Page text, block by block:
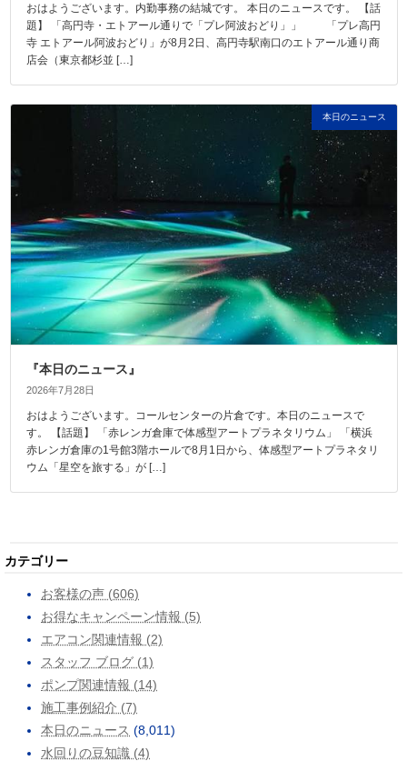
おはようございます。内勤事務の結城です。 本日のニュースです。 【話
題】 「高円寺・エトアール通りで「プレ阿波おどり」」 「プレ高円
寺 エトアール阿波おどり」が8月2日、高円寺駅南口のエトアール通り商
店会（東京都杉並 […]
本日のニュース
『本日のニュース』
2026年7月28日
おはようございます。コールセンターの片倉です。本日のニュースで
す。 【話題】 「赤レンガ倉庫で体感型アートプラネタリウム」 「横浜
赤レンガ倉庫の1号館3階ホールで8月1日から、体感型アートプラネタリ
ウム「星空を旅する」が […]
カテゴリー
お客様の声 (606)
お得なキャンペーン情報 (5)
エアコン関連情報 (2)
スタッフ ブログ (1)
ポンプ関連情報 (14)
施工事例紹介 (7)
本日のニュース (8,011)
水回りの豆知識 (4)